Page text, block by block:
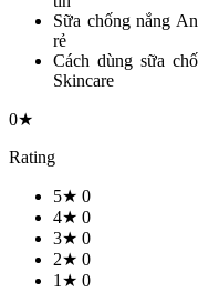
Sữa chống nắng
rẻ
Cách dùng sữa
Skincare
0★
Rating
5★ 0
4★ 0
3★ 0
2★ 0
1★ 0